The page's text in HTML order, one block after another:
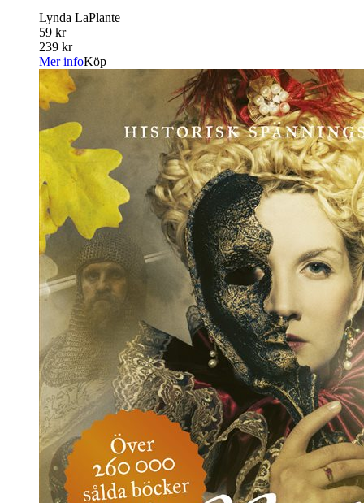
Lynda LaPlante
59 kr
239 kr
Mer infoKöp